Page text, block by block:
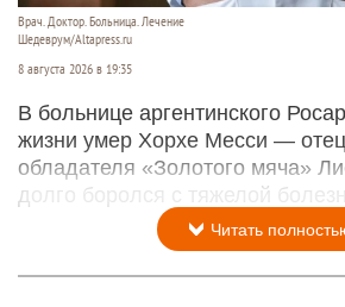
Врач. Доктор. Больница. Лечение
Шедеврум/Altapress.ru
8 августа 2026 в 19:35
В больнице аргентинского
жизни умер Хорхе Месси — отец
обладателя «Золотого мяча»
долго боролся с тяжелой
Читать